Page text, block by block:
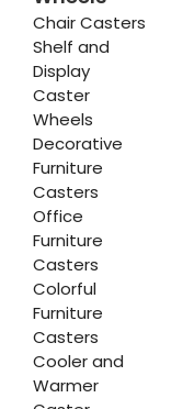
Chair Casters
Shelf and
Display
Caster
Wheels
Decorative
Furniture
Casters
Office
Furniture
Casters
Colorful
Furniture
Casters
Cooler and
Warmer